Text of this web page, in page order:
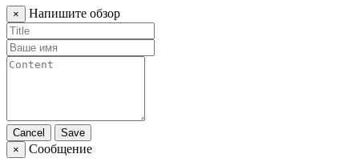
× Напишите обзор
Cancel
Save
×
Сообщение